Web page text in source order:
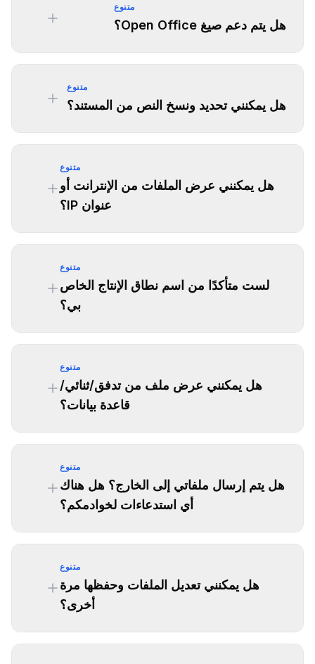
متنوع
هل يتم دعم صيغ Open Office؟
متنوع
هل يمكنني تحديد ونسخ النص من المستند؟
متنوع
هل يمكنني عرض الملفات من الإنترانت أو
عنوان IP؟
متنوع
لست متأكدًا من اسم نطاق الإنتاج الخاص
بي؟
متنوع
هل يمكنني عرض ملف من تدفق/ثنائي/
قاعدة بيانات؟
متنوع
هل يتم إرسال ملفاتي إلى الخارج؟ هل هناك
أي استدعاءات لخوادمكم؟
متنوع
هل يمكنني تعديل الملفات وحفظها مرة
أخرى؟